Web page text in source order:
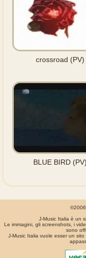
crossroad (PV)
BLUE BIRD (PV)
J-Music Italia è un
Le immagini, gli screenshots, i
sono
J-Music Italia vuole esser un